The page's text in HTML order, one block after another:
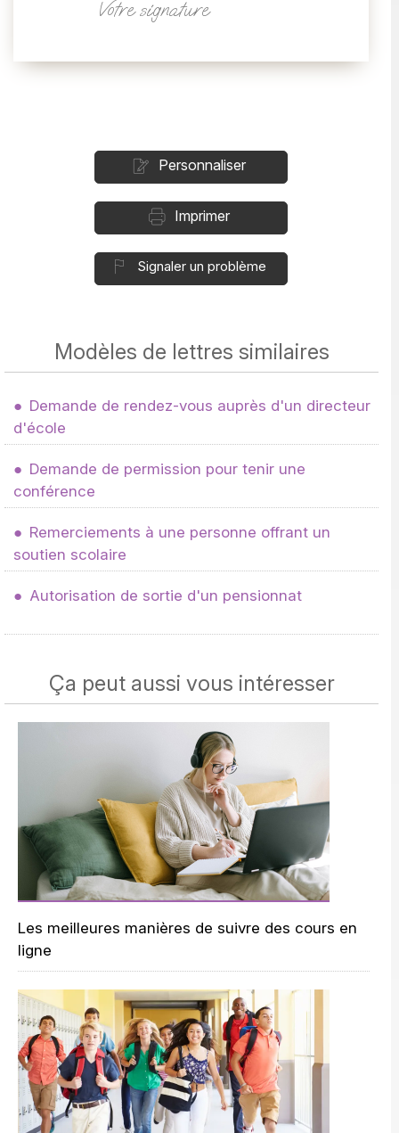
Votre signature
Personnaliser
Imprimer
Signaler un problème
Modèles de lettres similaires
Demande de rendez-vous auprès d'un directeur
d'école
Demande de permission pour tenir une
conférence
Remerciements à une personne offrant un
soutien scolaire
Autorisation de sortie d'un pensionnat
Ça peut aussi vous intéresser
Les meilleures manières de suivre des cours en
ligne